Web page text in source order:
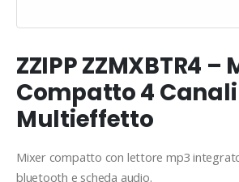
ZZIPP ZZMXBTR4 –
Compatto 4
Multieffetto
Mixer compatto con lettore mp3
bluetooth e scheda audio.